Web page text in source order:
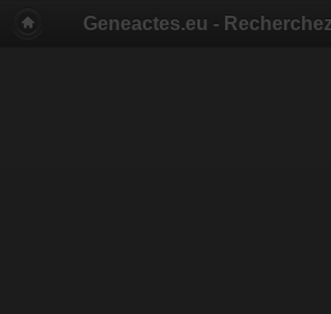
Geneactes.eu -